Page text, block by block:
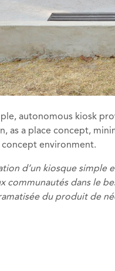
autonomous kiosk
as a place concept,
concept environment.
d’un kiosque simple
communautés dans le
du produit de